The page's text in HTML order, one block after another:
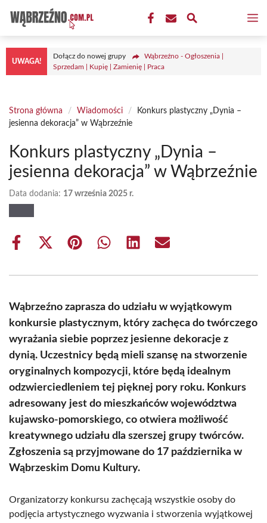
treści
UWAGA!
Dołącz do nowej grupy
Wąbrzeźno - Ogłoszenia |
Sprzedam | Kupię | Zamienię | Praca
Strona główna / Wiadomości /
Konkurs plastyczny „Dynia –
jesienna dekoracja” w Wąbrzeźnie
Konkurs plastyczny „Dynia –
jesienna dekoracja” w Wąbrzeźnie
Data dodania: 17 września 2025 r.
Share
Share
(Twitter)
Share Share Share Share
Wąbrzeźno zaprasza do udziału w wyjątkowym
konkursie plastycznym, który zachęca do twórczego
wyrażania siebie poprzez jesienne dekoracje z
dynią. Uczestnicy będą mieli szansę na stworzenie
oryginalnych kompozycji, które będą idealnym
odzwierciedleniem tej pięknej pory roku. Konkurs
adresowany jest do mieszkańców województwa
kujawsko-pomorskiego, co otwiera możliwość
kreatywnego udziału dla szerszej grupy twórców.
Zgłoszenia są przyjmowane do 17 października w
Wąbrzeskim Domu Kultury.
Organizatorzy konkursu zachęcają wszystkie osoby do
podjęcia artystycznego wyzwania i stworzenia wyjątkowej